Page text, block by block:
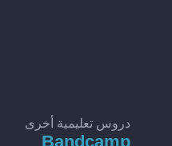
دروس تعليمية أخرى
Bandcamp